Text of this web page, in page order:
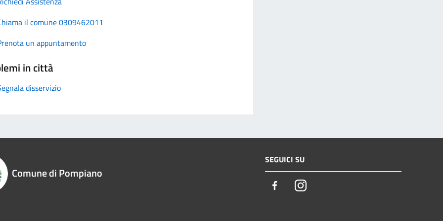
il comune 0309462011
un appuntamento
in città
disservizio
Comune di Pompiano
SEGUICI SU
FacebookInstagram